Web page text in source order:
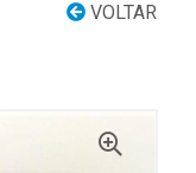
VOLTAR